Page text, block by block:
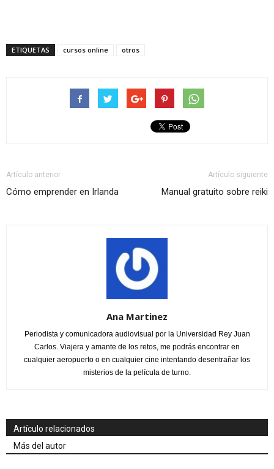
ETIQUETAS cursos online otros
Artículo anterior
Cómo emprender en Irlanda
Artículo siguiente
Manual gratuito sobre reiki
Ana Martinez
Periodista y comunicadora audiovisual por la Universidad Rey Juan
Carlos. Viajera y amante de los retos, me podrás encontrar en
cualquier aeropuerto o en cualquier cine intentando desentrañar los
misterios de la película de turno.
Artículo relacionados
Más del autor